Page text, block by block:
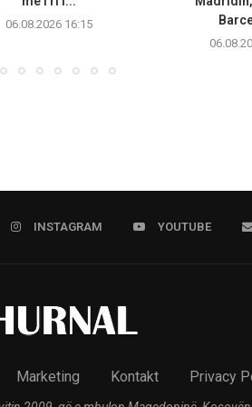
06.08.2026 16:15
INSTAGRAM YOUTUBE
Marketing Kontakt Privacy